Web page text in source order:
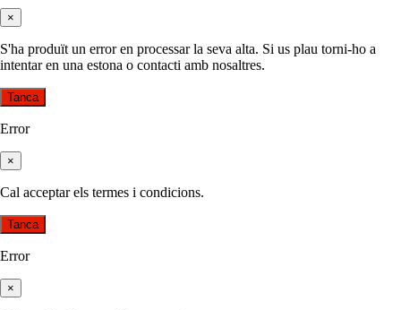
×
S'ha produït un error en processar la seva alta. Si us plau torni-ho a
intentar en una estona o contacti amb nosaltres.
Tanca
Error
×
Cal acceptar els termes i condicions.
Tanca
Error
×